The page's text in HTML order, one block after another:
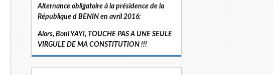
Alternance obligatoire à la présidence de la
République d BENIN en avril 2016:
Alors, Boni YAYI, TOUCHE PAS A UNE SEULE
VIRGULE DE MA CONSTITUTION !!!